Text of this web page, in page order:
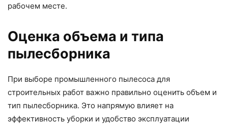
рабочем месте.
Оценка объема и типа
пылесборника
При выборе промышленного пылесоса для
строительных работ важно правильно оценить объем и
тип пылесборника. Это напрямую влияет на
эффективность уборки и удобство эксплуатации